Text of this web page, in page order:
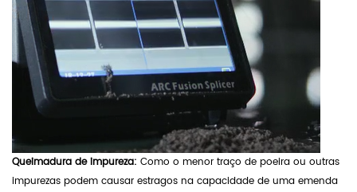
Queimadura de impureza: Como o menor traço de poeira ou outras
impurezas podem causar estragos na capacidade de uma emenda